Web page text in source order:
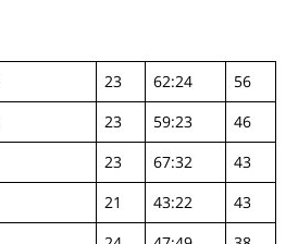
23 62:24
56
23 59:23
46
23 67:32
43
21 43:22
43